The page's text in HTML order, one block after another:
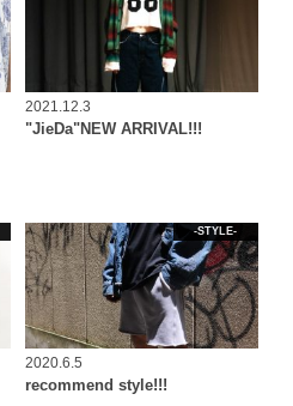
2021.12.3
"JieDa"NEW ARRIVAL!!!
-STYLE-
2020.6.5
recommend style!!!